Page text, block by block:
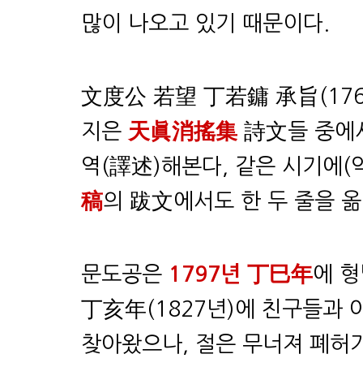
많이 나오고 있기 때문이다.
文度公 若望 丁若鏞 承旨
지은 天眞消搖集 詩文들 중에
역(譯述)해본다, 같은 시기에
稿의 跋文에서도 한 두 줄을
문도공은 1797년 丁巳年에
丁亥年(1827년)에 친구들과
찾아왔으나, 절은 무너져 폐허